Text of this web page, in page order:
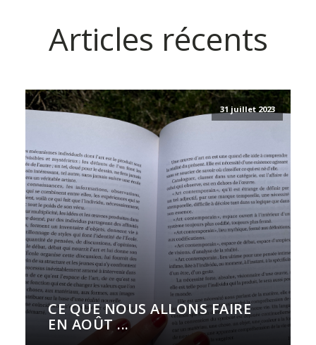
Articles récents
31 juillet 2023
CE QUE NOUS ALLONS FAIRE
EN AOÛT ...